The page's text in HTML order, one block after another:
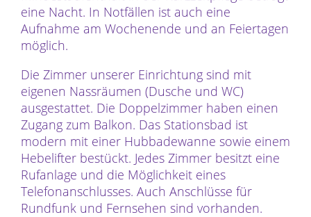
eine Nacht. In Notfällen ist auch eine
Aufnahme am Wochenende und an Feiertagen
möglich.
Die Zimmer unserer Einrichtung sind mit
eigenen Nassräumen (Dusche und WC)
ausgestattet. Die Doppelzimmer haben einen
Zugang zum Balkon. Das Stationsbad ist
modern mit einer Hubbadewanne sowie einem
Hebelifter bestückt. Jedes Zimmer besitzt eine
Rufanlage und die Möglichkeit eines
Telefonanschlusses. Auch Anschlüsse für
Rundfunk und Fernsehen sind vorhanden.